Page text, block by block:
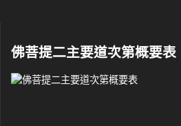
佛菩提二主要道次第概要表